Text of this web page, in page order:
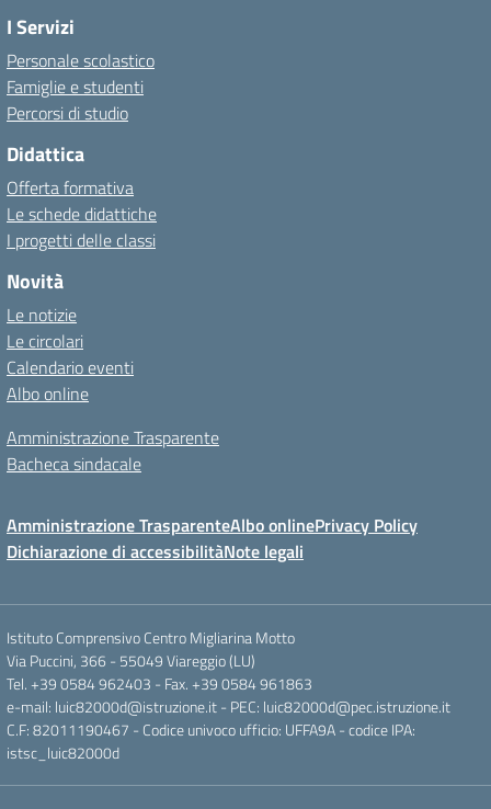
I Servizi
Personale scolastico
Famiglie e studenti
Percorsi di studio
Didattica
Offerta formativa
Le schede didattiche
I progetti delle classi
Novità
Le notizie
Le circolari
Calendario eventi
Albo online
Amministrazione Trasparente
Bacheca sindacale
Amministrazione TrasparenteAlbo onlinePrivacy Policy
Dichiarazione di accessibilitàNote legali
Istituto Comprensivo Centro Migliarina Motto
Via Puccini, 366 - 55049 Viareggio (LU)
Tel. +39 0584 962403 - Fax. +39 0584 961863
e-mail: luic82000d@istruzione.it - PEC: luic82000d@pec.istruzione.it
C.F: 82011190467 - Codice univoco ufficio: UFFA9A - codice IPA:
istsc_luic82000d